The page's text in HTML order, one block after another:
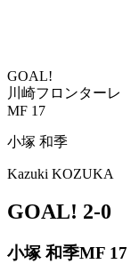
GOAL!
川崎フロンターレ
MF 17
小塚 和季
Kazuki KOZUKA
GOAL! 2-0
小塚 和季MF 17